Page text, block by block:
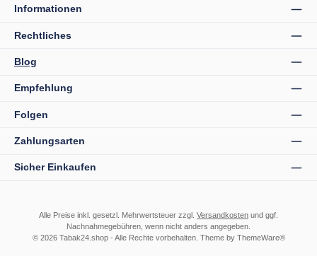
Informationen
Rechtliches
Blog
Empfehlung
Folgen
Zahlungsarten
Sicher Einkaufen
Alle Preise inkl. gesetzl. Mehrwertsteuer zzgl. Versandkosten und ggf.
Nachnahmegebühren, wenn nicht anders angegeben.
© 2026 Tabak24.shop - Alle Rechte vorbehalten. Theme by ThemeWare®